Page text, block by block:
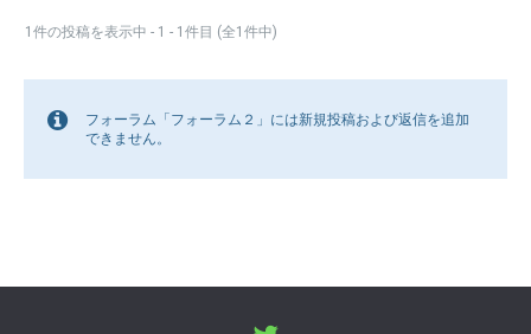
1件の投稿を表示中 - 1 - 1件目 (全1件中)
フォーラム「フォーラム２」には新規投稿および返信を追加
できません。